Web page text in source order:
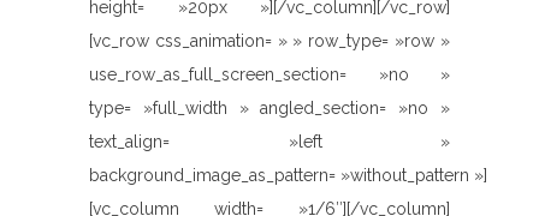
height= »20px »][/vc_column][/vc_row]
[vc_row css_animation= » » row_type= »row »
use_row_as_full_screen_section= »no »
type= »full_width » angled_section= »no »
text_align= »left »
background_image_as_pattern= »without_pattern »]
[vc_column width= »1/6″][/vc_column]